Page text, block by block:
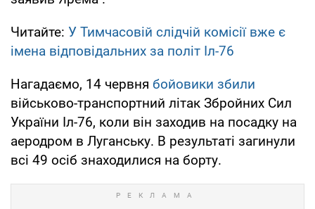
Читайте: У Тимчасовій слідчій комісії вже є
імена відповідальних за політ Іл-76
Нагадаємо, 14 червня бойовики збили
військово-транспортний літак Збройних Сил
України Іл-76, коли він заходив на посадку на
аеродром в Луганську. В результаті загинули
всі 49 осіб знаходилися на борту.